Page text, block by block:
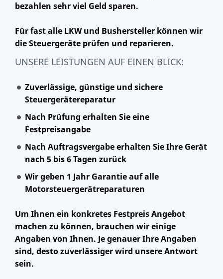
bezahlen sehr viel Geld sparen.
Für fast alle LKW und Bushersteller können wir
die Steuergeräte prüfen und reparieren.
UNSERE LEISTUNGEN AUF EINEN BLICK:
Zuverlässige, günstige und sichere
Steuergerätereparatur
Nach Prüfung erhalten Sie eine
Festpreisangabe
Nach Auftragsvergabe erhalten Sie Ihre Gerät
nach 5 bis 6 Tagen zurück
Wir geben 1 Jahr Garantie auf alle
Motorsteuergerätreparaturen
Um Ihnen ein konkretes Festpreis Angebot
machen zu können, brauchen wir einige
Angaben von Ihnen. Je genauer Ihre Angaben
sind, desto zuverlässiger wird unsere Antwort
sein.